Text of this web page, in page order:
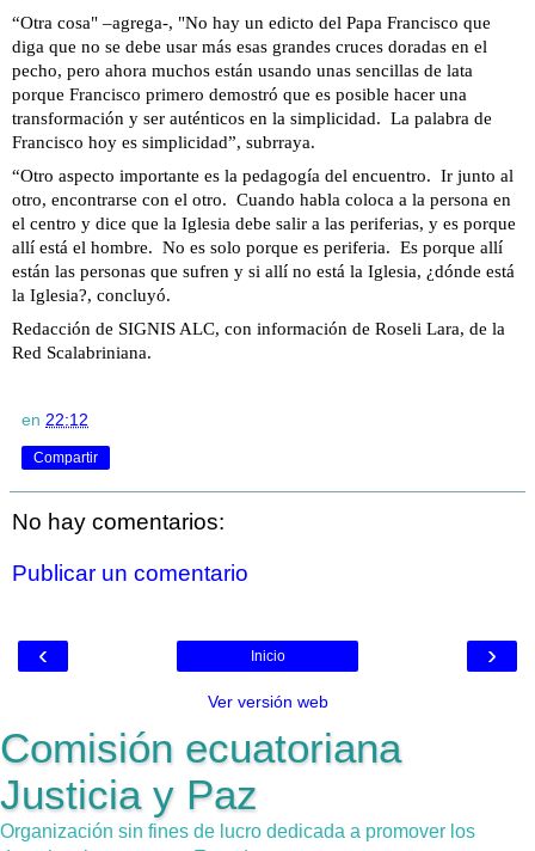
“Otra cosa" –agrega-, "No hay un edicto del Papa Francisco que
diga que no se debe usar más esas grandes cruces doradas en el
pecho, pero ahora muchos están usando unas sencillas de lata
porque Francisco primero demostró que es posible hacer una
transformación y ser auténticos en la simplicidad. La palabra de
Francisco hoy es simplicidad”, subrraya.
“Otro aspecto importante es la pedagogía del encuentro. Ir junto al
otro, encontrarse con el otro. Cuando habla coloca a la persona en
el centro y dice que la Iglesia debe salir a las periferias, y es porque
allí está el hombre. No es solo porque es periferia. Es porque allí
están las personas que sufren y si allí no está la Iglesia, ¿dónde está
la Iglesia?, concluyó.
Redacción de SIGNIS ALC, con información de Roseli Lara, de la
Red Scalabriniana.
en 22:12
Compartir
No hay comentarios:
Publicar un comentario
‹ ›
Inicio
Ver versión web
Comisión ecuatoriana
Justicia y Paz
Organización sin fines de lucro dedicada a promover los